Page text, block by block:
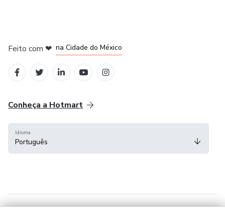
Feito com ❤ na Cidade do México
Conheça a Hotmart
Idioma
Português